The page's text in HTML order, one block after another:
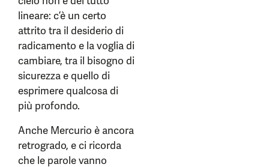
lineare: c’è un certo
attrito tra il desiderio di
radicamento e la voglia di
cambiare, tra il bisogno di
sicurezza e quello di
esprimere qualcosa di
più profondo.
Anche Mercurio è ancora
retrogrado, e ci ricorda
che le parole vanno